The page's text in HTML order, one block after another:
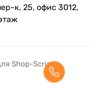
к, 25, офис 3012,
Shop-Script